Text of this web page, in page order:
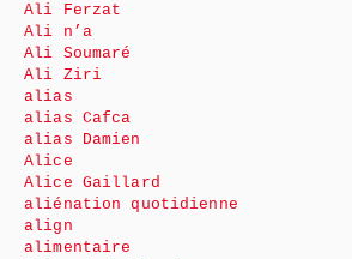
Ali Ferzat
Ali n’a
Ali Soumaré
Ali Ziri
alias
alias Cafca
alias Damien
Alice
Alice Gaillard
aliénation quotidienne
align
alimentaire